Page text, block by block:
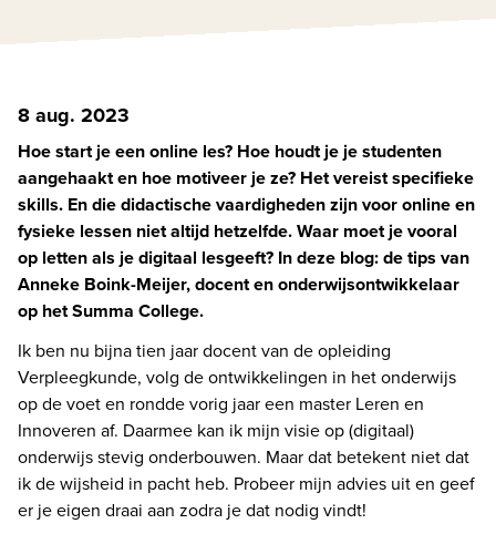
8 aug. 2023
Hoe start je een online les? Hoe houdt je je studenten
aangehaakt en hoe motiveer je ze? Het vereist specifieke
skills. En die didactische vaardigheden zijn voor online en
fysieke lessen niet altijd hetzelfde. Waar moet je vooral
op letten als je digitaal lesgeeft? In deze blog: de tips van
Anneke Boink-Meijer, docent en onderwijsontwikkelaar
op het Summa College.
Ik ben nu bijna tien jaar docent van de opleiding
Verpleegkunde, volg de ontwikkelingen in het onderwijs
op de voet en rondde vorig jaar een master Leren en
Innoveren af. Daarmee kan ik mijn visie op (digitaal)
onderwijs stevig onderbouwen. Maar dat betekent niet dat
ik de wijsheid in pacht heb. Probeer mijn advies uit en geef
er je eigen draai aan zodra je dat nodig vindt!